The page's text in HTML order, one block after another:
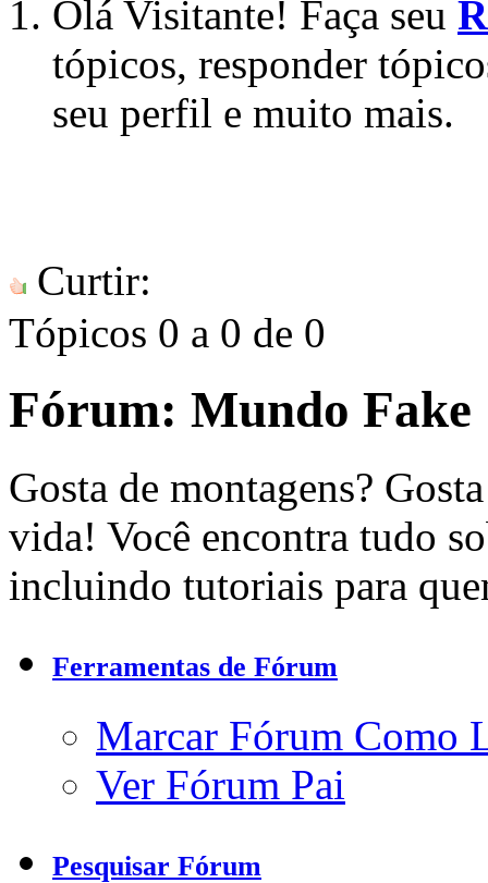
Olá Visitante! Faça seu
tópicos, responder
seu perfil e muito mais.
Curtir:
Tópicos 0 a 0 de 0
Fórum: Mundo Fake
Gosta de montagens?
vida! Você encontra tudo
incluindo tutoriais para
Ferramentas de Fórum
Marcar Fórum Como
Ver Fórum Pai
Pesquisar Fórum